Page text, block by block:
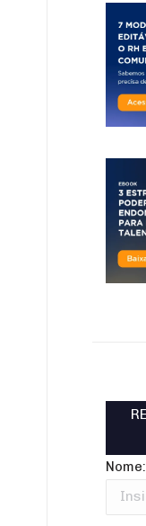
Nome: